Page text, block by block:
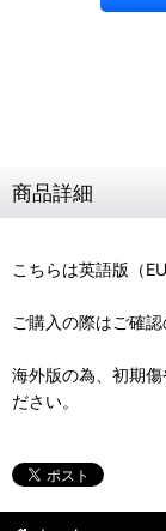
商品詳細
こちらは英語版（
ご購入の際はご確認
海外版の為、初期
ださい。